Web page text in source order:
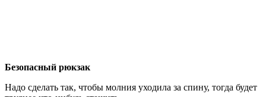
Безопасный рюкзак
Надо сделать так, чтобы молния уходила за спину, тогда будет